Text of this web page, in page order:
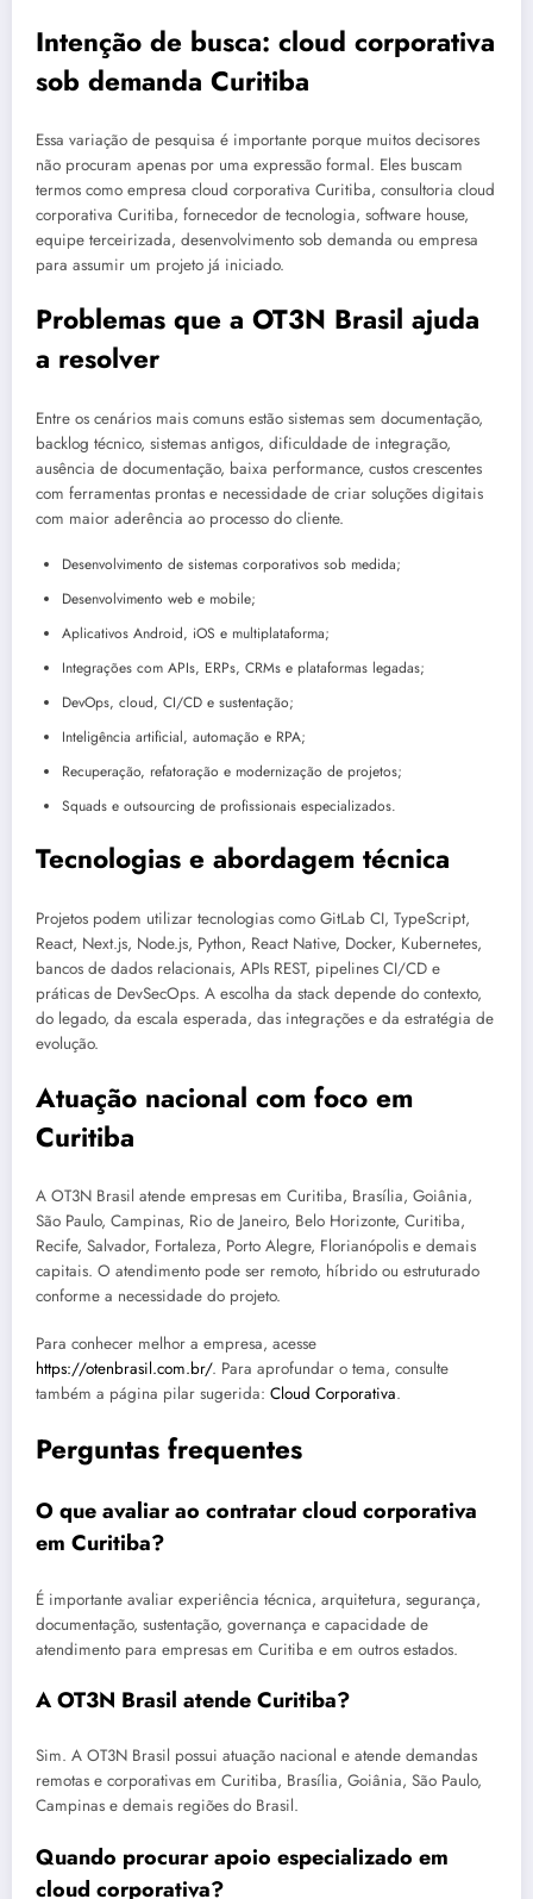
Intenção de busca: cloud corporativa
sob demanda Curitiba
Essa variação de pesquisa é importante porque muitos decisores
não procuram apenas por uma expressão formal. Eles buscam
termos como empresa cloud corporativa Curitiba, consultoria cloud
corporativa Curitiba, fornecedor de tecnologia, software house,
equipe terceirizada, desenvolvimento sob demanda ou empresa
para assumir um projeto já iniciado.
Problemas que a OT3N Brasil ajuda
a resolver
Entre os cenários mais comuns estão sistemas sem documentação,
backlog técnico, sistemas antigos, dificuldade de integração,
ausência de documentação, baixa performance, custos crescentes
com ferramentas prontas e necessidade de criar soluções digitais
com maior aderência ao processo do cliente.
Desenvolvimento de sistemas corporativos sob medida;
Desenvolvimento web e mobile;
Aplicativos Android, iOS e multiplataforma;
Integrações com APIs, ERPs, CRMs e plataformas legadas;
DevOps, cloud, CI/CD e sustentação;
Inteligência artificial, automação e RPA;
Recuperação, refatoração e modernização de projetos;
Squads e outsourcing de profissionais especializados.
Tecnologias e abordagem técnica
Projetos podem utilizar tecnologias como GitLab CI, TypeScript,
React, Next.js, Node.js, Python, React Native, Docker, Kubernetes,
bancos de dados relacionais, APIs REST, pipelines CI/CD e
práticas de DevSecOps. A escolha da stack depende do contexto,
do legado, da escala esperada, das integrações e da estratégia de
evolução.
Atuação nacional com foco em
Curitiba
A OT3N Brasil atende empresas em Curitiba, Brasília, Goiânia,
São Paulo, Campinas, Rio de Janeiro, Belo Horizonte, Curitiba,
Recife, Salvador, Fortaleza, Porto Alegre, Florianópolis e demais
capitais. O atendimento pode ser remoto, híbrido ou estruturado
conforme a necessidade do projeto.
Para conhecer melhor a empresa, acesse
https://otenbrasil.com.br/. Para aprofundar o tema, consulte
também a página pilar sugerida: Cloud Corporativa.
Perguntas frequentes
O que avaliar ao contratar cloud corporativa
em Curitiba?
É importante avaliar experiência técnica, arquitetura, segurança,
documentação, sustentação, governança e capacidade de
atendimento para empresas em Curitiba e em outros estados.
A OT3N Brasil atende Curitiba?
Sim. A OT3N Brasil possui atuação nacional e atende demandas
remotas e corporativas em Curitiba, Brasília, Goiânia, São Paulo,
Campinas e demais regiões do Brasil.
Quando procurar apoio especializado em
cloud corporativa?